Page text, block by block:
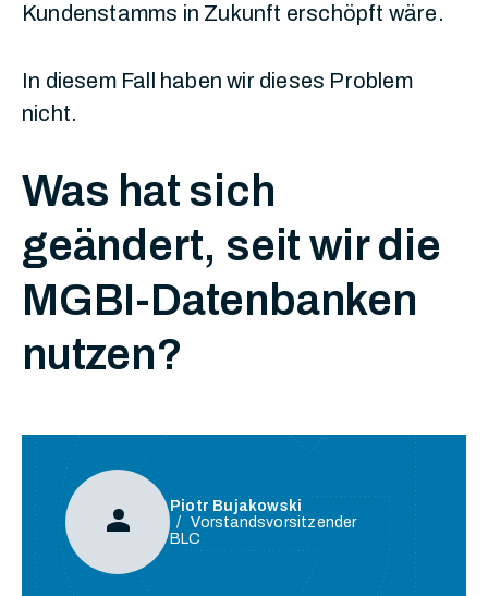
Kundenstamms in Zukunft erschöpft wäre.
In diesem Fall haben wir dieses Problem
nicht.
Was hat sich
geändert, seit wir die
MGBI-Datenbanken
nutzen?
Person
Piotr Bujakowski
Vorstandsvorsitzender
BLC